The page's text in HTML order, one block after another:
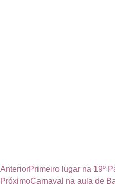
AnteriorPrimeiro lugar na 19º
PróximoCarnaval na aula de